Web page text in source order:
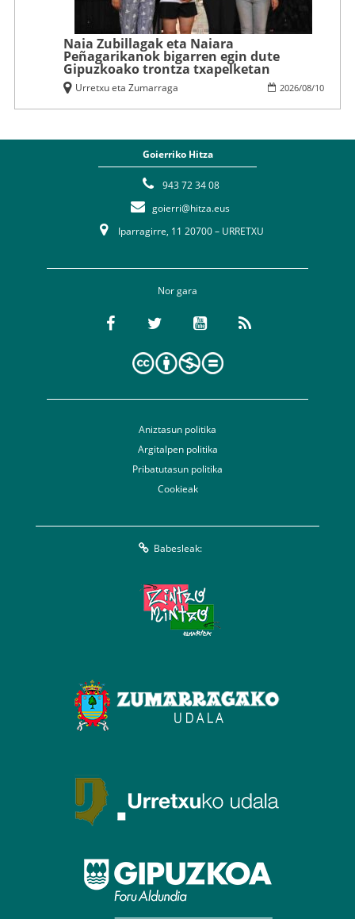
Naia Zubillagak eta Naiara
Peñagarikanok bigarren egin dute
Gipuzkoako trontza txapelketan
2026/08/10
Urretxu eta Zumarraga
Goierriko Hitza
943 72 34 08
goierri@hitza.eus
Iparragirre, 11 20700 – URRETXU
Nor gara
Aniztasun politika
Argitalpen politika
Pribatutasun politika
Cookieak
Babesleak: